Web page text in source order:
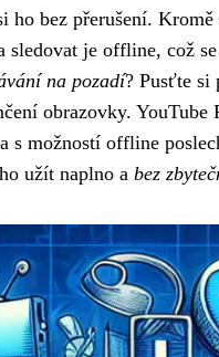
ho bez přerušení.
je offline, což
na pozadí? Pusťte si
obrazovky.
s možností offline
užít naplno a bez